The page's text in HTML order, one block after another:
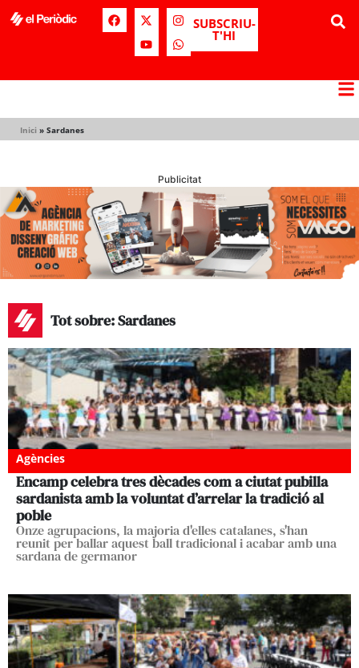
SUBSCRIU-
T'HI
Inici » Sardanes
Publicitat
Tot sobre: Sardanes
Agències
Encamp celebra tres dècades com a ciutat pubilla
sardanista amb la voluntat d’arrelar la tradició al
poble
Onze agrupacions, la majoria d'elles catalanes, s'han
reunit per ballar aquest ball tradicional i acabar amb una
sardana de germanor